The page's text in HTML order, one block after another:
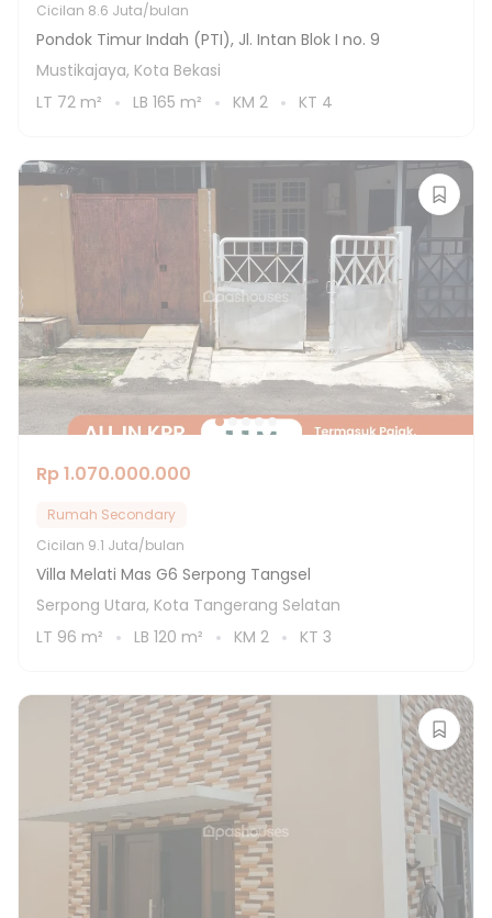
Cicilan 8.6 Juta/bulan
Pondok Timur Indah (PTI), Jl. Intan Blok I no. 9
Mustikajaya, Kota Bekasi
LT 72 m² LB 165 m² KM 2 KT 4
Rp 1.070.000.000
Rumah Secondary
Cicilan 9.1 Juta/bulan
Villa Melati Mas G6 Serpong Tangsel
Serpong Utara, Kota Tangerang Selatan
LT 96 m² LB 120 m² KM 2 KT 3